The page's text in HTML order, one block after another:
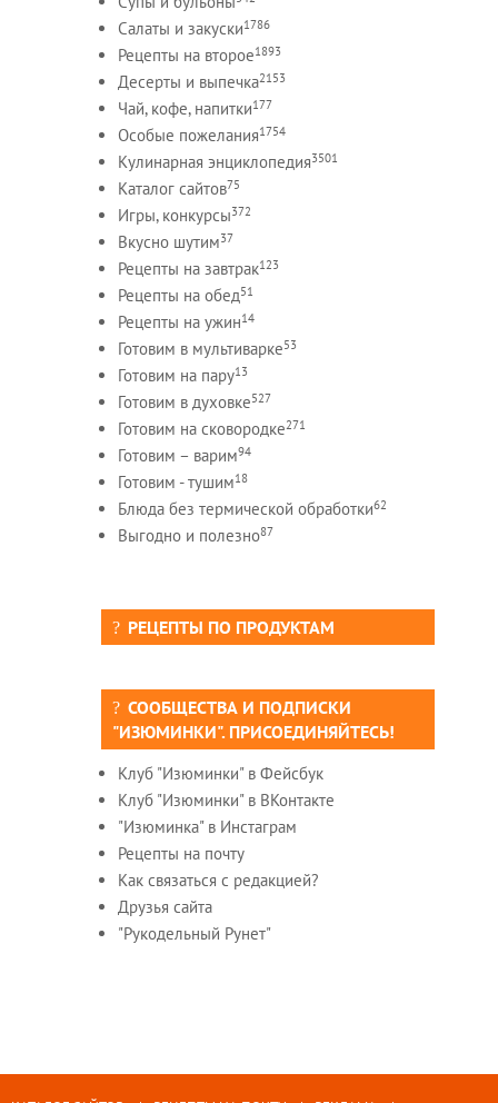
Салаты и закуски1786
Рецепты на второе1893
Десерты и выпечка2153
Чай, кофе, напитки177
Особые пожелания1754
Кулинарная энциклопедия3501
Каталог сайтов75
Игры, конкурсы372
Вкусно шутим37
Рецепты на завтрак123
Рецепты на обед51
Рецепты на ужин14
Готовим в мультиварке53
Готовим на пару13
Готовим в духовке527
Готовим на сковородке271
Готовим – варим94
Готовим - тушим18
Блюда без термической обработки62
Выгодно и полезно87
РЕЦЕПТЫ ПО ПРОДУКТАМ
СООБЩЕСТВА И ПОДПИСКИ
"ИЗЮМИНКИ". ПРИСОЕДИНЯЙТЕСЬ!
Клуб "Изюминки" в Фейсбук
Клуб "Изюминки" в ВКонтакте
"Изюминка" в Инстаграм
Рецепты на почту
Как связаться с редакцией?
Друзья сайта
"Рукодельный Рунет"